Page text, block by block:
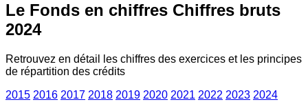
Le Fonds en chiffres Chiffres bruts
2024
Retrouvez en détail les chiffres des exercices et les principes
de répartition des crédits
2015 2016 2017 2018 2019 2020 2021 2022 2023 2024